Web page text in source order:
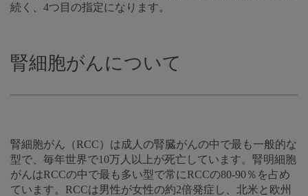
続く、4つ目の指定になります。
腎細胞がんについて
腎細胞がん（RCC）は成人の腎臓がんの中で最も一般的な
型で、毎年世界で10万人以上が死亡しています。腎明細胞
がんはRCCの中で最も多い型で常にRCCの80-90％を占め
ています。RCCは男性が女性の約2倍発症し、北米と欧州